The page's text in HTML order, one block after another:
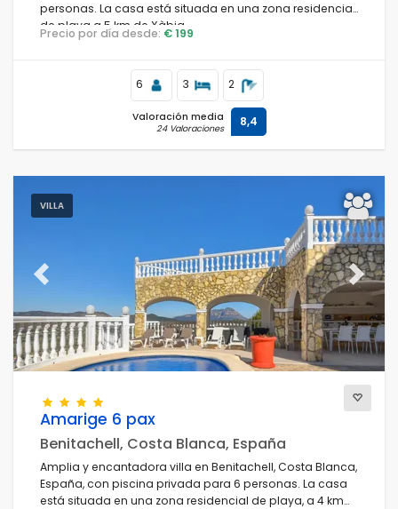
personas. La casa está situada en una zona residencial
de playa a 5 km de Xàbia.
Precio por día desde: € 199
6 3 2
Valoración media
24 Valoraciones 8,4
VILLA
Previous Next
Amarige 6 pax
Benitachell, Costa Blanca, España
Amplia y encantadora villa en Benitachell, Costa Blanca,
España, con piscina privada para 6 personas. La casa
está situada en una zona residencial de playa, a 4 km